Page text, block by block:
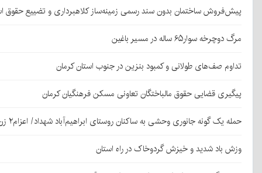
پیش‌فروش ساختمان بدون سند رسمی زمینه‌ساز کلاهبرداری و تضییع حقوق
مرگ دوچرخه سوار۶۵ ساله در مسیر باغین
تداوم صف‌های طولانی و کمبود بنزین در جنوب استان کرمان
پیگیری قضایی حقوق مالباختگان تعاونی مسکن فرهنگیان کرمان
حمله یک گونه جانوری وحشی به ساکنان روستای ابراهیم‌آباد شهداد/ اعزام۲ زن مجروح به کرمان
وزش باد شدید و خیزش گردوخاک در راه استان